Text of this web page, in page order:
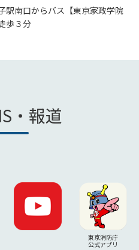
駅南口からバス【東京家政学院
歩３分
・報道
東京消防庁
公式アプリ